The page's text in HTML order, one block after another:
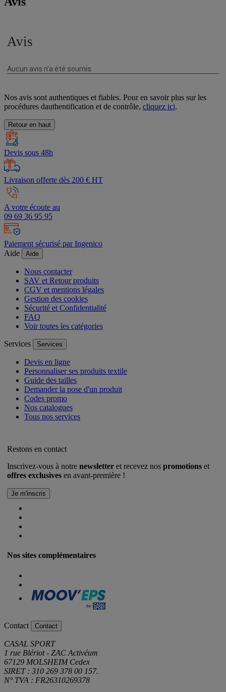
Nos avis sont authentiques et fiables. Pour en savoir plus sur les
procédures dauthentification et de contrôle, cliquez ici.
Retour en haut
Devis sous 48h
Livraison offerte dès 200 € HT
A votre écoute au
09 69 36 95 95
Paiement sécurisé par Ingenico
Aide
Aide
Nous contacter
SAV et Retour produits
CGV et mentions légales
Gestion des cookies
Sécurité et Confidentialité
FAQ
Voir toutes les catégories
Services Services
Devis en ligne
Personnaliser ses produits textile
Guide des tailles
Demander la pose d'un produit
Codes promo
Nos catalogues
Tous nos services
Restons en contact
Inscrivez-vous à notre newsletter et recevez nos promotions et
offres exclusives en avant-première !
Nos sites complémentaires
Contact Contact
CASAL SPORT
1 rue Blériot - ZAC Activéum
67129 MOLSHEIM Cedex
SIRET : 310 269 378 00 157.
N° TVA : FR26310269378